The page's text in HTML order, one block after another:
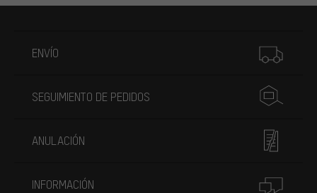
ENVÍO
SEGUIMIENTO DE PEDIDOS
ANULACIÓN
INFORMACIÓN